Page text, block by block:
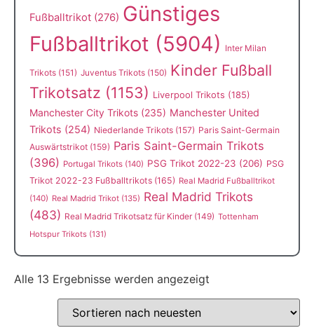
Fußballtrikot (276) Günstiges
Fußballtrikot (5904) Inter Milan
Trikots (151) Juventus Trikots (150) Kinder Fußball
Trikotsatz (1153) Liverpool Trikots (185)
Manchester City Trikots (235) Manchester United
Trikots (254) Niederlande Trikots (157) Paris Saint-Germain
Auswärtstrikot (159) Paris Saint-Germain Trikots
(396) Portugal Trikots (140) PSG Trikot 2022-23 (206) PSG
Trikot 2022-23 Fußballtrikots (165) Real Madrid Fußballtrikot
(140) Real Madrid Trikot (135) Real Madrid Trikots
(483) Real Madrid Trikotsatz für Kinder (149) Tottenham
Hotspur Trikots (131)
Alle 13 Ergebnisse werden angezeigt